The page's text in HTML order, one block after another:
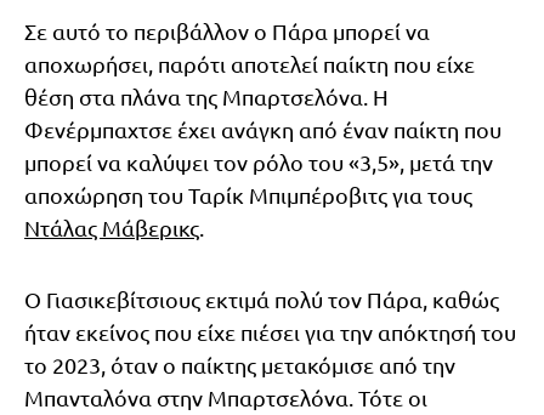
Σε αυτό το περιβάλλον ο Πάρα μπορεί να
αποχωρήσει, παρότι αποτελεί παίκτη που είχε
θέση στα πλάνα της Μπαρτσελόνα. Η
Φενέρμπαχτσε έχει ανάγκη από έναν παίκτη που
μπορεί να καλύψει τον ρόλο του «3,5», μετά την
αποχώρηση του Ταρίκ Μπιμπέροβιτς για τους
Ντάλας Μάβερικς
Ο Γιασικεβίτσιους εκτιμά πολύ τον Πάρα, καθώς
ήταν εκείνος που είχε πιέσει για την απόκτησή του
το 2023, όταν ο παίκτης μετακόμισε από την
Μπανταλόνα στην Μπαρτσελόνα. Τότε οι